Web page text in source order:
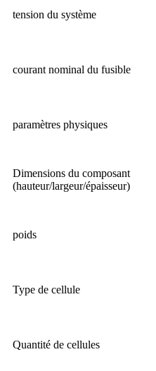
tension du système
courant nominal du fusible
paramètres physiques
Dimensions du composant
(hauteur/largeur/épaisseur)
poids
Type de cellule
Quantité de cellules